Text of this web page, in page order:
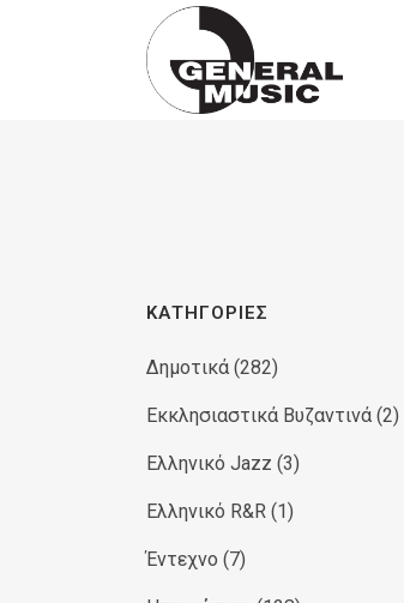
Products
ΚΑΤΗΓΟΡΊΕΣ
Δημοτικά (282)
Εκκλησιαστικά Βυζαντινά (2)
Ελληνικό Jazz (3)
Ελληνικό R&R (1)
Έντεχνο (7)